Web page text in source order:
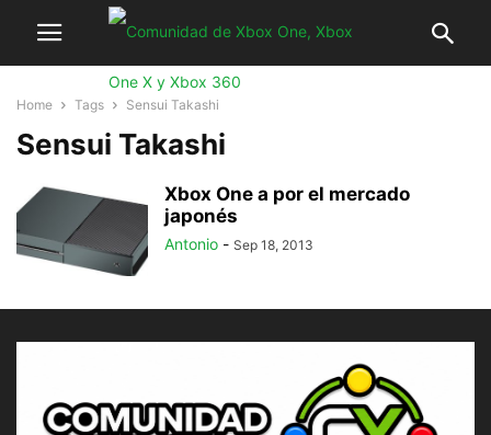
Home Tags Sensui Takashi
Sensui Takashi
Xbox One a por el mercado
japonés
Antonio - Sep 18, 2013